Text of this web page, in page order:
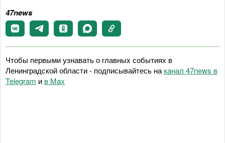
47news
Чтобы первыми узнавать о главных событиях в
Ленинградской области - подписывайтесь на канал 47news в
Telegram и в Maх